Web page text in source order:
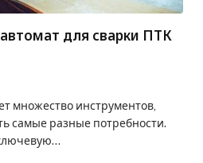
для сварки ПТК
множество инструментов,
самые разные потребности.